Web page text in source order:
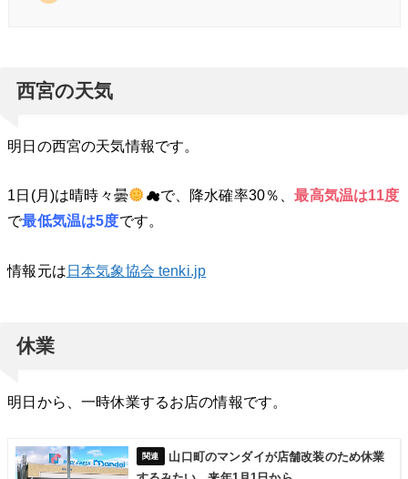
西宮の天気
明日の西宮の天気情報です。
1日(月)は晴時々曇 ☁で、降水確率30％、最高気温は11度
で最低気温は5度です。
情報元は日本気象協会 tenki.jp
休業
明日から、一時休業するお店の情報です。
山口町のマンダイが店舗改装のため休業